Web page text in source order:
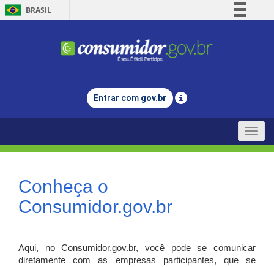
BRASIL
Comunica BR
Legislação
Entrar com gov.br
Toggle
Conheça o
Consumidor.gov.br
Aqui, no Consumidor.gov.br, você pode se comunicar
diretamente com as empresas participantes, que se